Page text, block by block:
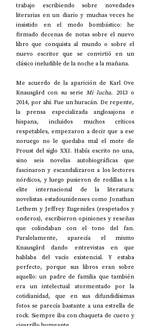
trabajo escribiendo sobre novedades
literarias en un diario y muchas veces he
insistido en el modo bombástico: he
firmado decenas de notas sobre el nuevo
libro que conquista al mundo o sobre el
nuevo escritor que se convirtió en un
clásico ineludible de la noche a la mañana.
Me acuerdo de la aparición de Karl Ove
Knausgård con su serie Mi lucha. 2013 o
2014, por ahí. Fue un huracán. De repente,
la prensa especializada anglosajona e
hispana, incluidos muchos críticos
respetables, empezaron a decir que a ese
noruego no le quedaba mal el mote de
Proust del siglo XXI. Había escrito no una,
sino seis novelas autobiográficas que
fascinaron y escandalizaron a los lectores
nórdicos, y luego pusieron de rodillas a la
elite internacional de la literatura:
novelistas estadounidenses como Jonathan
Lethem y Jeffrey Eugenides (respetados y
onderos), escribieron opiniones y reseñas
que colindaban con el tono del fan.
Paralelamente, aparecía el mismo
Knausgård dando entrevistas en que
hablaba del vacío existencial. Y estaba
perfecto, porque sus libros eran sobre
aquello: un padre de familia que también
era un intelectual atormentado por la
cotidianidad, que en sus difundidísimas
fotos se parecía bastante a una estrella de
rock. Siempre iba con chaqueta de cuero y